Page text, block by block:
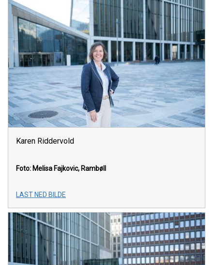
Karen Riddervold
Foto: Melisa Fajkovic, Rambøll
LAST NED BILDE